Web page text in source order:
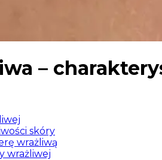
–
skóry
wrażliwą
wrażliwej